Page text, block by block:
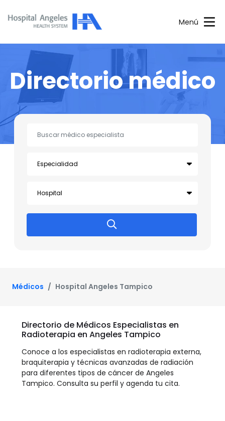
Menú
Directorio médico
Médicos Hospital Angeles Tampico
Directorio de Médicos Especialistas en
Radioterapia en Angeles Tampico
Conoce a los especialistas en radioterapia externa,
braquiterapia y técnicas avanzadas de radiación
para diferentes tipos de cáncer de Angeles
Tampico. Consulta su perfil y agenda tu cita.